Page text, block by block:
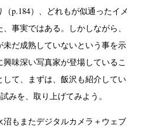
p.184）、どれもが似通ったイメ
事実ではある。しかしながら、
だ成熟していないという事を示
味深い写真家が登場しているこ
て、まずは、飯沢も紹介してい
みを、取り上げてみよう。
もまたデジタルカメラ＋ウェブ